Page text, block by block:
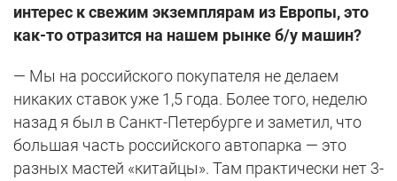
интерес к свежим экземплярам из Европы, это
как-то отразится на нашем рынке б/у машин?
— Мы на российского покупателя не делаем
никаких ставок уже 1,5 года. Более того, неделю
назад я был в Санкт-Петербурге и заметил, что
большая часть российского автопарка — это
разных мастей «китайцы». Там практически нет 3-